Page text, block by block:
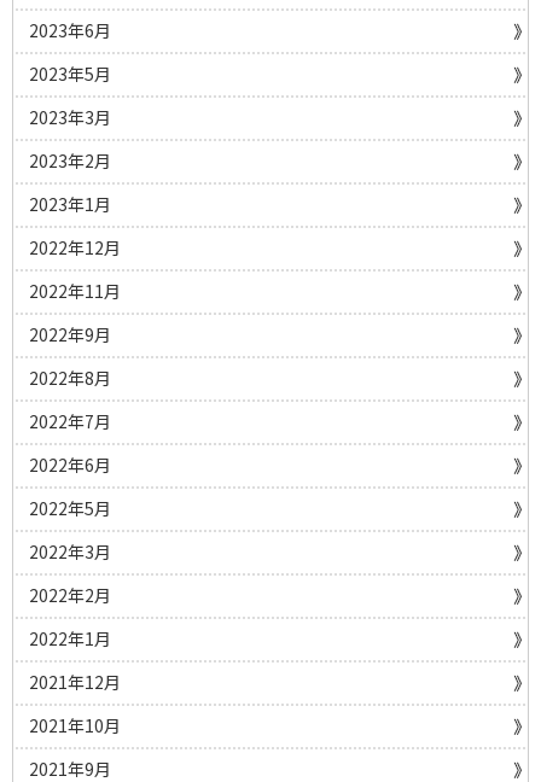
2023年6月
2023年5月
2023年3月
2023年2月
2023年1月
2022年12月
2022年11月
2022年9月
2022年8月
2022年7月
2022年6月
2022年5月
2022年3月
2022年2月
2022年1月
2021年12月
2021年10月
2021年9月